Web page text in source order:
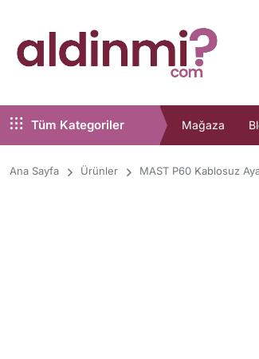
Tüm Kategoriler Mağaza
Ana Sayfa Ürünler MAST P60 Kablosuz